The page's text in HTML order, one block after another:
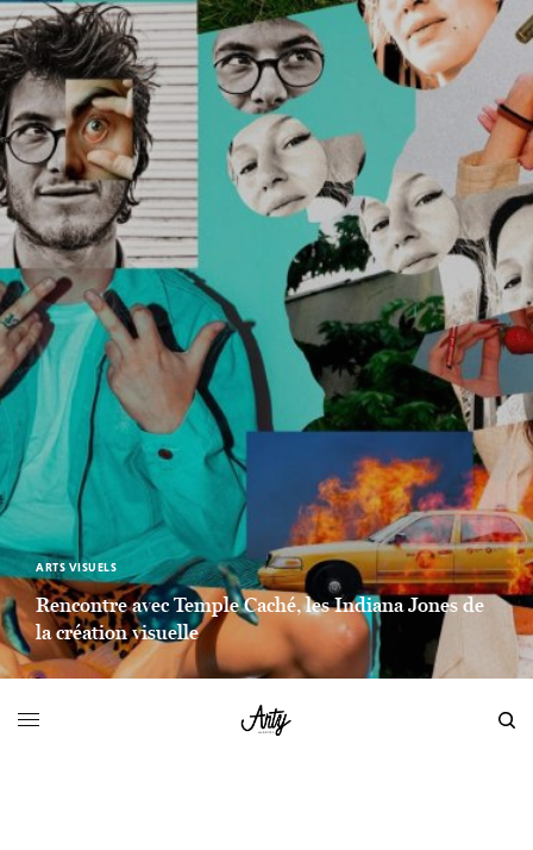
ARTS VISUELS
Rencontre avec Temple Caché, les Indiana Jones de
la création visuelle